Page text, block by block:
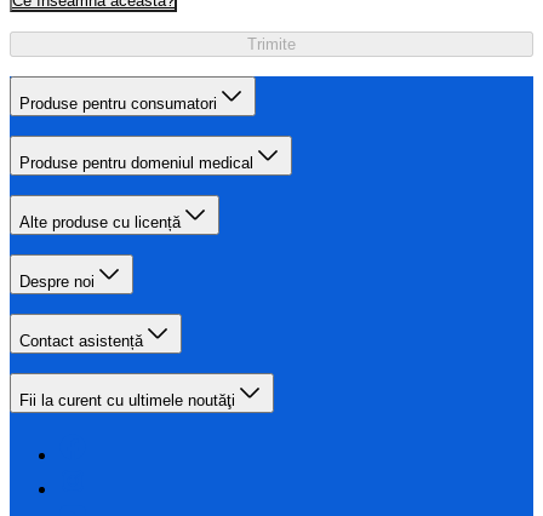
Trimite
Produse pentru consumatori
Produse pentru domeniul medical
Alte produse cu licență
Despre noi
Contact asistență
Fii la curent cu ultimele noutăţi